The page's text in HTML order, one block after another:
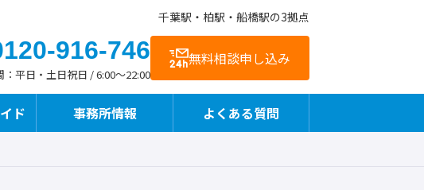
千葉駅・柏駅・船橋駅の3拠点
916-746
平日・土日祝日 / 6:00～22:00
無料相談申し込み
ド 事務所情報 よくある質問